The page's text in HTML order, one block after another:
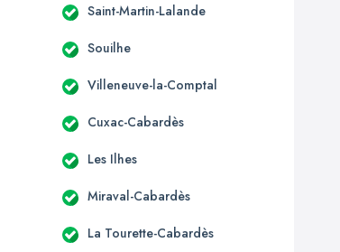
Saint-Martin-Lalande
Souilhe
Villeneuve-la-Comptal
Cuxac-Cabardès
Les Ilhes
Miraval-Cabardès
La Tourette-Cabardès